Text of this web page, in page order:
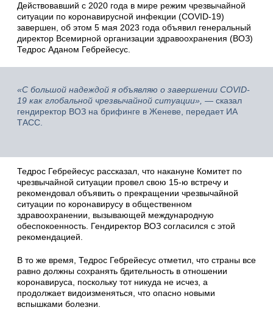
Действовавший с 2020 года в мире режим чрезвычайной
ситуации по коронавирусной инфекции (COVID-19)
завершен, об этом 5 мая 2023 года объявил генеральный
директор Всемирной организации здравоохранения (ВОЗ)
Тедрос Аданом Гебрейесус.
«С большой надеждой я объявляю о завершении COVID-
19 как глобальной чрезвычайной ситуации», — сказал
гендиректор ВОЗ на брифинге в Женеве, передает ИА
ТАСС.
Тедрос Гебрейесус рассказал, что накануне Комитет по
чрезвычайной ситуации провел свою 15-ю встречу и
рекомендовал объявить о прекращении чрезвычайной
ситуации по коронавирусу в общественном
здравоохранении, вызывающей международную
обеспокоенность. Гендиректор ВОЗ согласился с этой
рекомендацией.
В то же время, Тедрос Гебрейесус отметил, что страны все
равно должны сохранять бдительность в отношении
коронавируса, поскольку тот никуда не исчез, а
продолжает видоизменяться, что опасно новыми
вспышками болезни.